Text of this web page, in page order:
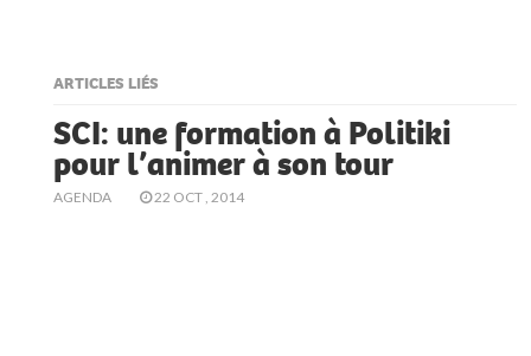
ARTICLES LIÉS
SCI: une formation à Politiki
pour l’animer à son tour
AGENDA 22 OCT , 2014